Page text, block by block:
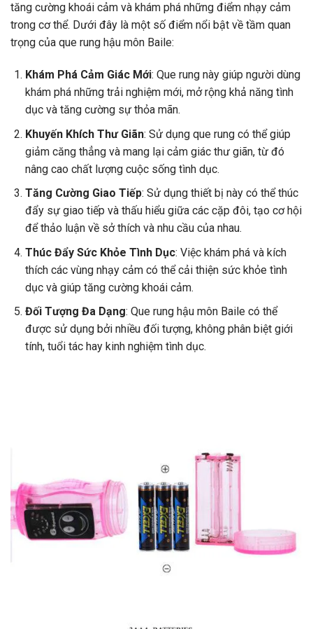
tăng cường khoái cảm và khám phá những điểm nhạy cảm
trong cơ thể. Dưới đây là một số điểm nổi bật về tầm quan
trọng của que rung hậu môn Baile:
Khám Phá Cảm Giác Mới: Que rung này giúp người dùng
khám phá những trải nghiệm mới, mở rộng khả năng tình
dục và tăng cường sự thỏa mãn.
Khuyến Khích Thư Giãn: Sử dụng que rung có thể giúp
giảm căng thẳng và mang lại cảm giác thư giãn, từ đó
nâng cao chất lượng cuộc sống tình dục.
Tăng Cường Giao Tiếp: Sử dụng thiết bị này có thể thúc
đẩy sự giao tiếp và thấu hiểu giữa các cặp đôi, tạo cơ hội
để thảo luận về sở thích và nhu cầu của nhau.
Thúc Đẩy Sức Khỏe Tình Dục: Việc khám phá và kích
thích các vùng nhạy cảm có thể cải thiện sức khỏe tình
dục và giúp tăng cường khoái cảm.
Đối Tượng Đa Dạng: Que rung hậu môn Baile có thể
được sử dụng bởi nhiều đối tượng, không phân biệt giới
tính, tuổi tác hay kinh nghiệm tình dục.